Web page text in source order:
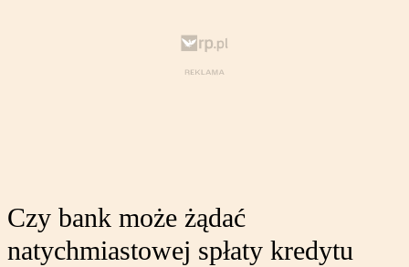
Czy bank może żądać
natychmiastowej spłaty kredytu